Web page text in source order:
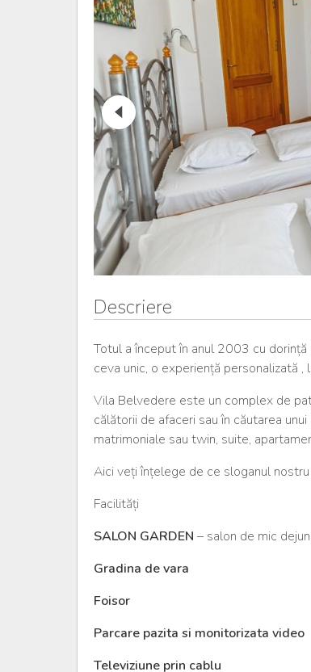
Descriere
Totul a început în anul 2003 cu
ceva unic, o experiență personalizată ,
Vila Belvedere este un complex de
călătorii de afaceri sau în căutarea
matrimoniale sau twin, suite,
Aici veți înțelege de ce sloganul
Facilități
SALON GARDEN – salon de mic
Gradina de vara
Foisor
Parcare pazita si monitorizata video
Televiziune prin cablu